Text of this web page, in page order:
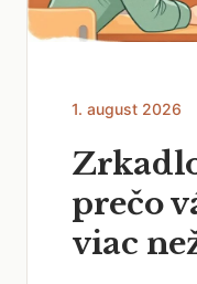
1. august 2026
prečo
viac